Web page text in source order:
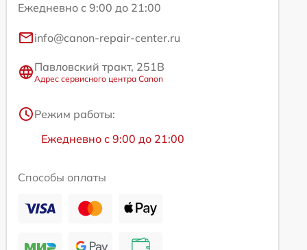
Ежедневно с 9:00 до 21:00
info@canon-repair-center.ru
Павловский тракт, 251В
Адрес сервисного центра Canon
Режим работы:
Ежедневно с 9:00 до 21:00
Способы оплаты